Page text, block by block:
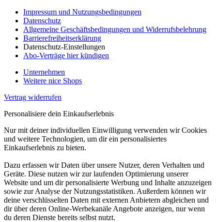
Impressum und Nutzungsbedingungen
Datenschutz
Allgemeine Geschäftsbedingungen und Widerrufsbelehrung
Barrierefreiheitserklärung
Datenschutz-Einstellungen
Abo-Verträge hier kündigen
Unternehmen
Weitere nice Shops
Vertrag widerrufen
Personalisiere dein Einkaufserlebnis
Nur mit deiner individuellen Einwilligung verwenden wir Cookies
und weitere Technologien, um dir ein personalisiertes
Einkaufserlebnis zu bieten.
Dazu erfassen wir Daten über unsere Nutzer, deren Verhalten und
Geräte. Diese nutzen wir zur laufenden Optimierung unserer
Website und um dir personalisierte Werbung und Inhalte anzuzeigen
sowie zur Analyse der Nutzungsstatistiken. Außerdem können wir
deine verschlüsselten Daten mit externen Anbietern abgleichen und
dir über deren Online-Werbekanäle Angebote anzeigen, nur wenn
du deren Dienste bereits selbst nutzt.